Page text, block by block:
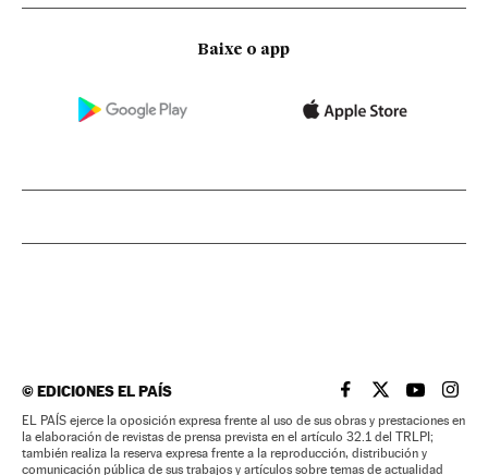
Baixe o app
©EDICIONES EL PAÍS EL PAÍS BRASIL EN
EL PAÍSEL PAÍS
EL
EL PAÍS ejerce la oposición expresa frente al uso de sus obras y prestaciones en
la elaboración de revistas de prensa prevista en el artículo 32.1 del TRLPI;
también realiza la reserva expresa frente a la reproducción, distribución y
comunicación pública de sus trabajos y artículos sobre temas de actualidad